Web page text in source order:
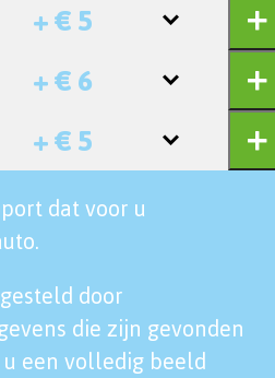
+ € 5
+ € 6
+ € 5
dat voor u
door
die zijn gevonden
een volledig beeld